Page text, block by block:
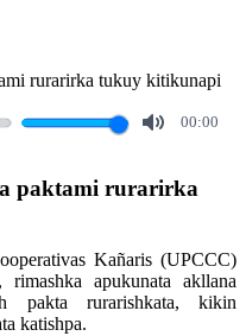
00:00
paktami rurarirka
Kañaris (UPCCC)
apukunata akllana
pakta rurarishkata, kikin
katishpa.